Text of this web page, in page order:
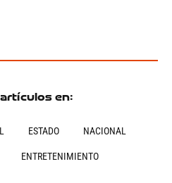
en:
ESTADO NACIONAL
ENTRETENIMIENTO